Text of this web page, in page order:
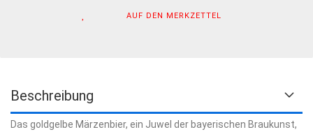
AUF DEN MERKZETTEL
Beschreibung
Das goldgelbe Märzenbier, ein Juwel der bayerischen Braukunst,